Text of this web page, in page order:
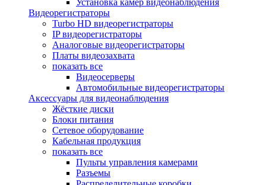
Видеорегистраторы
Turbo HD видеорегистраторы
IP видеорегистраторы
Аналоговые видеорегистраторы
Платы видеозахвата
показать все
Видеосерверы
Автомобильные видеорегистраторы
Аксессуары для видеонаблюдения
Жёсткие диски
Блоки питания
Сетевое оборудование
Кабельная продукция
показать все
Пульты управления камерами
Разъемы